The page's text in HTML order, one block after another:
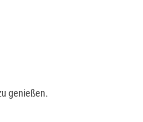
genießen.